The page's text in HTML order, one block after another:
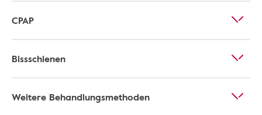
CPAP
Bissschienen
Weitere Behandlungsmethoden